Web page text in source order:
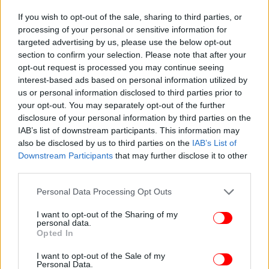
If you wish to opt-out of the sale, sharing to third parties, or
processing of your personal or sensitive information for
targeted advertising by us, please use the below opt-out
section to confirm your selection. Please note that after your
opt-out request is processed you may continue seeing
interest-based ads based on personal information utilized by
us or personal information disclosed to third parties prior to
your opt-out. You may separately opt-out of the further
disclosure of your personal information by third parties on the
IAB’s list of downstream participants. This information may
also be disclosed by us to third parties on the IAB’s List of
Downstream Participants that may further disclose it to other
Please note that this website/app uses one or more Google
not limited to your visit or usage behaviour. You may click to
grant or deny consent to Google and its third-party tags to
use your data for below specified purposes in below Google
consent section.
Personal Data Processing Opt Outs
I want to opt-out of the Sharing of my
personal data.
Opted In
I want to opt-out of the Sale of my
Personal Data.
εραστή της.
Την Ιουλία υποδύεται η Νάνσυ Μπούκλη, τον
σύζυγο της ο Μιχάλης Τιτόπουλος, την πεθερά της η
Μαρία Τζομπανάκη και τον πεθερό της ο Βασίλης